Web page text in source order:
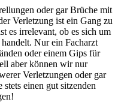
oder gar Brüche mit
Verletzung ist ein Gang zu
es irrelevant, ob es sich um
Nur ein Facharzt
oder einem Gips für
aber können wir nur
Verletzungen oder gar
einen gut sitzenden